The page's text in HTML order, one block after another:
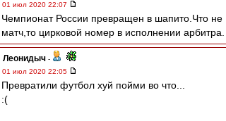
01 июл 2020 22:07
Чемпионат России превращен в шапито.Что не
матч,то цирковой номер в исполнении арбитра.
Леонидыч -
01 июл 2020 22:05
Превратили футбол хуй пойми во что...
:(